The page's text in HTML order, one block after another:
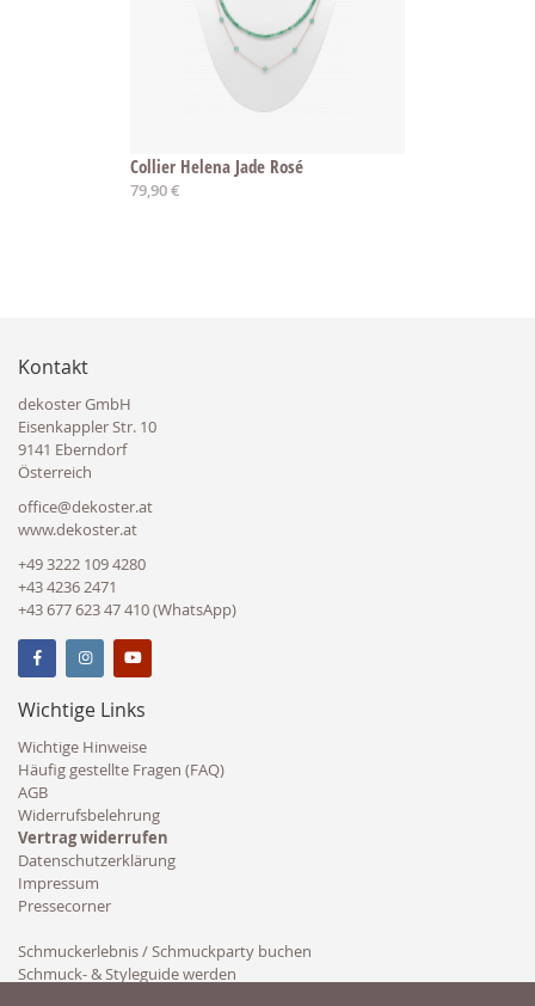
Collier Helena Jade Rosé
79,90 €
Kontakt
dekoster GmbH
Eisenkappler Str. 10
9141 Eberndorf
Österreich
office@dekoster.at
www.dekoster.at
+49 3222 109 4280
+43 4236 2471
+43 677 623 47 410 (WhatsApp)
Wichtige Links
Wichtige Hinweise
Häufig gestellte Fragen (FAQ)
AGB
Widerrufsbelehrung
Vertrag widerrufen
Datenschutzerklärung
Impressum
Pressecorner
Schmuckerlebnis / Schmuckparty buchen
Schmuck- & Styleguide werden